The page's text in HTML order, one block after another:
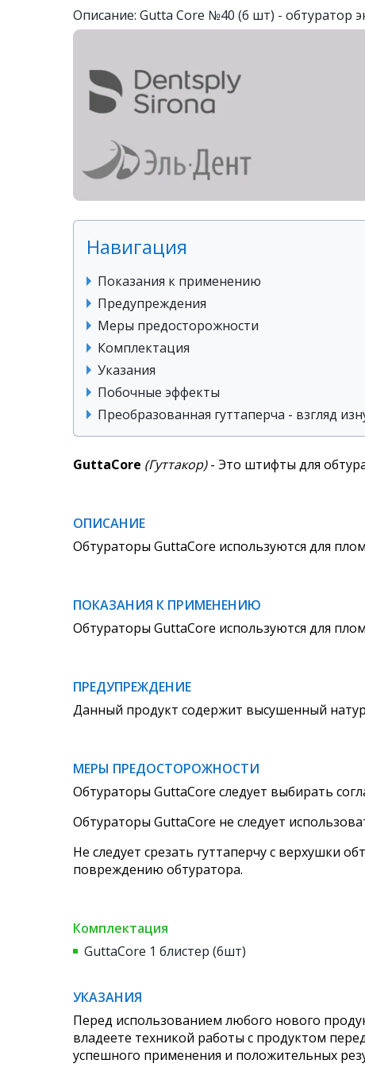
Описание: Gutta Core №40 (6 шт) - обтуратор
Навигация
Показания к применению
Предупреждения
Меры предосторожности
Комплектация
Указания
Побочные эффекты
Преобразованная гуттаперча - взгляд
GuttaCore (Гуттакор)- Это штифты для
ОПИСАНИЕ
Обтураторы GuttaCore используются для
ПОКАЗАНИЯ К ПРИМЕНЕНИЮ
Обтураторы GuttaCore используются для
ПРЕДУПРЕЖДЕНИЕ
Данный продукт содержит высушенный
МЕРЫ ПРЕДОСТОРОЖНОСТИ
Обтураторы GuttaCore следует выбирать
Обтураторы GuttaCore не следует
Не следует срезать гуттаперчу с верхушки
повреждению обтуратора.
Комплектация
GuttaCore 1 блистер (6шт)
УКАЗАНИЯ
Перед использованием любого нового
владеете техникой работы с продуктом
успешного применения и положительных